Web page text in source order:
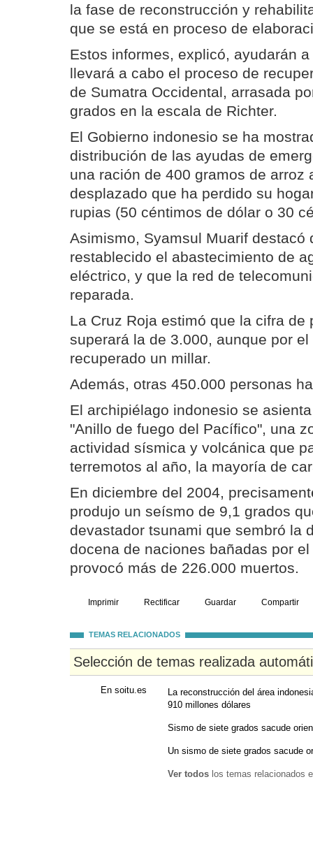
la fase de reconstrucción y
que se está en proceso de
Estos informes, explicó, ayudarán
llevará a cabo el proceso de
de Sumatra Occidental, arrasada
grados en la escala de Richter.
El Gobierno indonesio se ha
distribución de las ayudas de
una ración de 400 gramos de arroz
desplazado que ha perdido su
rupias (50 céntimos de dólar o 30
Asimismo, Syamsul Muarif destacó
restablecido el abastecimiento de
eléctrico, y que la red de
reparada.
La Cruz Roja estimó que la cifra de
superará la de 3.000, aunque por
recuperado un millar.
Además, otras 450.000 personas
El archipiélago indonesio se
"Anillo de fuego del Pacífico", una
actividad sísmica y volcánica que
terremotos al año, la mayoría de
En diciembre del 2004,
produjo un seísmo de 9,1 grados
devastador tsunami que sembró la
docena de naciones bañadas por
provocó más de 226.000 muertos.
Imprimir Rectificar Guardar Compartir
TEMAS RELACIONADOS
Selección de temas realizada
En soitu.es
La reconstrucción del área
910 millones dólares
Sismo de siete grados sacude
Un sismo de siete grados sacude
Ver todos los temas relacionados